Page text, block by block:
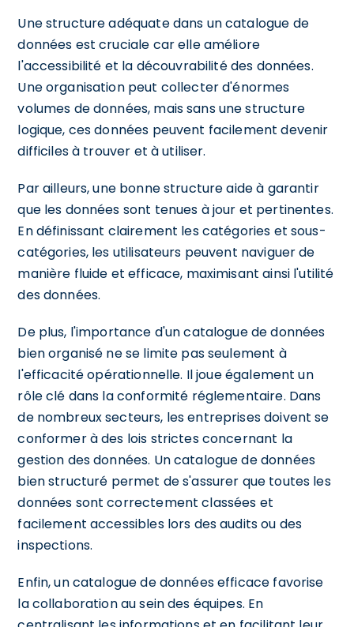
Une structure adéquate dans un catalogue de
données est cruciale car elle améliore
l'accessibilité et la découvrabilité des données.
Une organisation peut collecter d'énormes
volumes de données, mais sans une structure
logique, ces données peuvent facilement devenir
difficiles à trouver et à utiliser.
Par ailleurs, une bonne structure aide à garantir
que les données sont tenues à jour et pertinentes.
En définissant clairement les catégories et sous-
catégories, les utilisateurs peuvent naviguer de
manière fluide et efficace, maximisant ainsi l'utilité
des données.
De plus, l'importance d'un catalogue de données
bien organisé ne se limite pas seulement à
l'efficacité opérationnelle. Il joue également un
rôle clé dans la conformité réglementaire. Dans
de nombreux secteurs, les entreprises doivent se
conformer à des lois strictes concernant la
gestion des données. Un catalogue de données
bien structuré permet de s'assurer que toutes les
données sont correctement classées et
facilement accessibles lors des audits ou des
inspections.
Enfin, un catalogue de données efficace favorise
la collaboration au sein des équipes. En